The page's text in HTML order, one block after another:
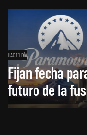
HACE 1 DÍA
Fijan fecha
futuro de la